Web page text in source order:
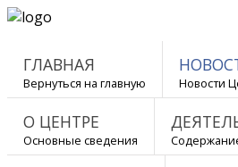
ГЛАВНАЯ
Вернуться на главную Новости
О ЦЕНТРЕ
Основные сведения